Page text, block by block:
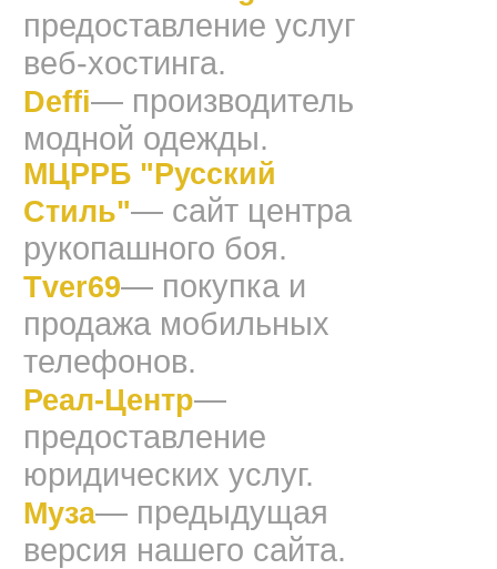
предоставление услуг
веб-хостинга.
Deffi— производитель
модной одежды.
МЦРРБ "Русский
Стиль"— сайт центра
рукопашного боя.
Tver69— покупка и
продажа мобильных
телефонов.
Реал-Центр—
предоставление
юридических услуг.
Муза— предыдущая
версия нашего сайта.